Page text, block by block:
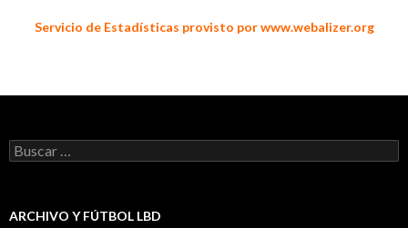
Servicio de Estadísticas provisto por www.webalizer.org
Buscar:
ARCHIVO Y FÚTBOL LBD